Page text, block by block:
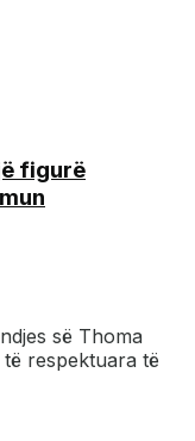
figurë
së Thoma
respektuara të